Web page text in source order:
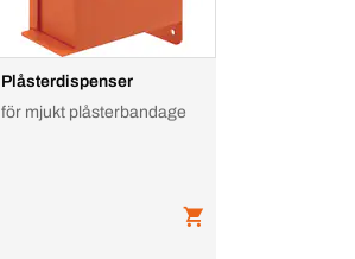
Plåsterdispenser
för mjukt plåsterbandage